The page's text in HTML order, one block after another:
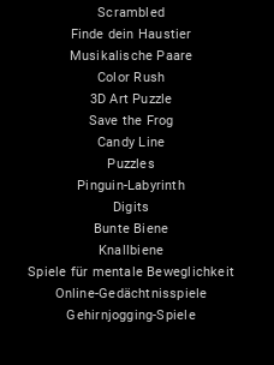
Scrambled
Finde dein Haustier
Musikalische Paare
Color Rush
3D Art Puzzle
Save the Frog
Candy Line
Puzzles
Pinguin-Labyrinth
Digits
Bunte Biene
Knallbiene
Spiele für mentale Beweglichkeit
Online-Gedächtnisspiele
Gehirnjogging-Spiele